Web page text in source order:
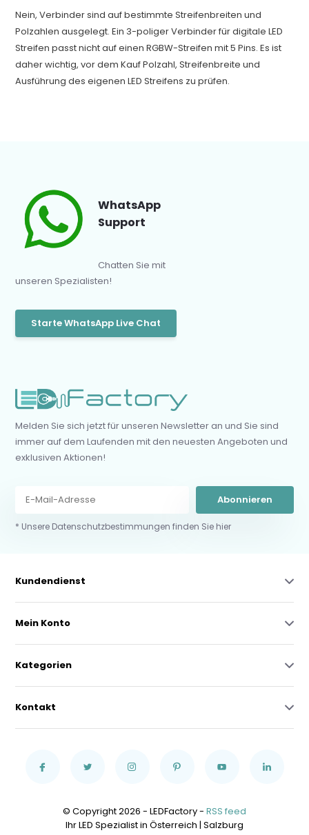
Nein, Verbinder sind auf bestimmte Streifenbreiten und
Polzahlen ausgelegt. Ein 3-poliger Verbinder für digitale LED
Streifen passt nicht auf einen RGBW-Streifen mit 5 Pins. Es ist
daher wichtig, vor dem Kauf Polzahl, Streifenbreite und
Ausführung des eigenen LED Streifens zu prüfen.
WhatsApp
Support
Chatten Sie mit
unseren Spezialisten!
Starte WhatsApp Live Chat
Melden Sie sich jetzt für unseren Newsletter an und Sie sind
immer auf dem Laufenden mit den neuesten Angeboten und
exklusiven Aktionen!
Abonnieren
* Unsere Datenschutzbestimmungen finden Sie hier
Kundendienst
Mein Konto
Kategorien
Kontakt
© Copyright 2026 - LEDFactory - RSS feed
Ihr LED Spezialist in Österreich | Salzburg